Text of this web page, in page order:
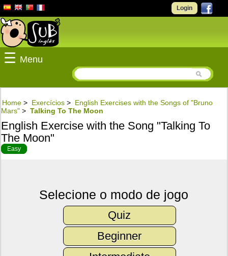
Login
☰ Menu
Home > Exercícios > English Exercises with the Songs of "Bruno
Mars" > Talking To The Moon
English Exercise with the Song "Talking To
The Moon"
Easy
Selecione o modo de jogo
Quiz
Beginner